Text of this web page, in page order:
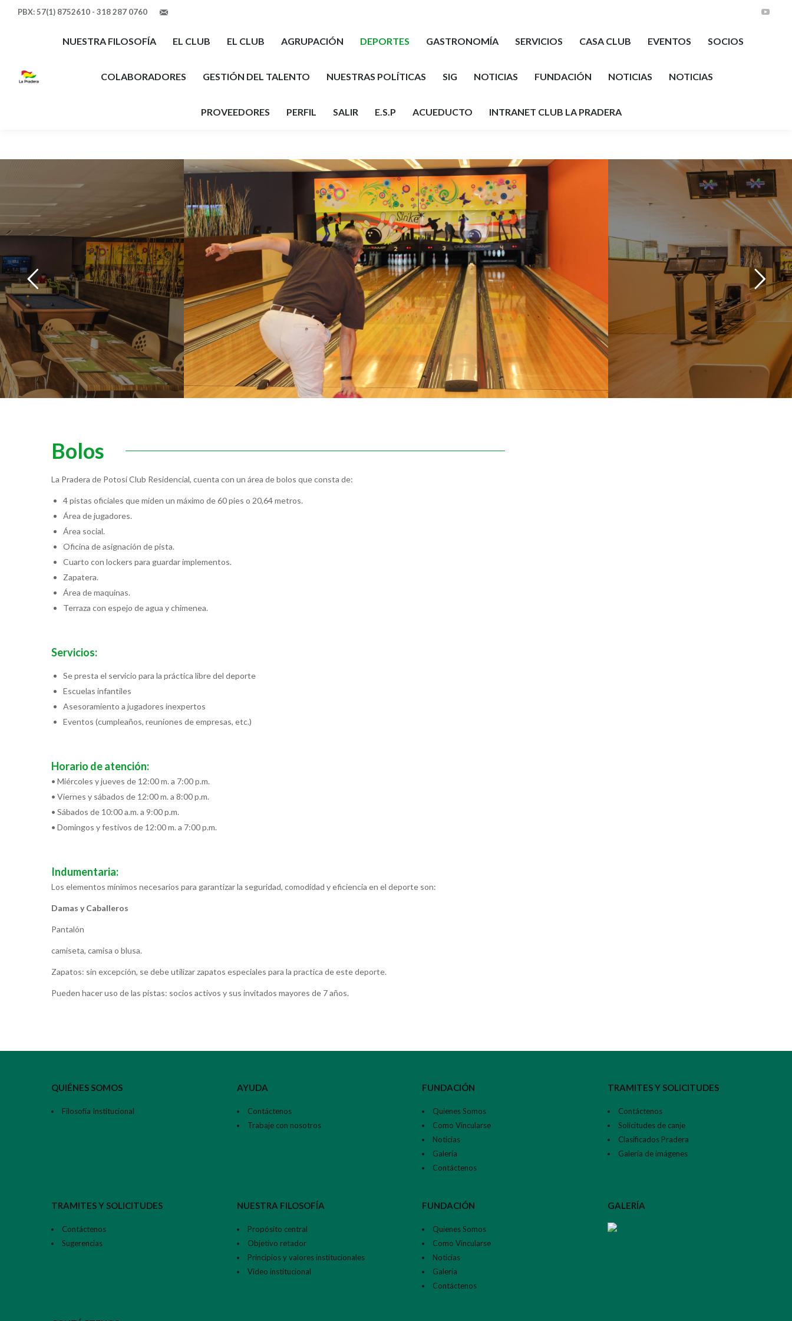
PBX: 57(1) 8752610 - 318 287 0760
NUESTRA FILOSOFÍA EL CLUB EL CLUB AGRUPACIÓN DEPORTES GASTRONOMÍA SERVICIOS CASA CLUB EVENTOS SOCIOS
COLABORADORES GESTIÓN DEL TALENTO NUESTRAS POLÍTICAS SIG NOTICIAS FUNDACIÓN NOTICIAS NOTICIAS
PROVEEDORES PERFIL SALIR E.S.P ACUEDUCTO INTRANET CLUB LA PRADERA
Bolos
La Pradera de Potosí Club Residencial, cuenta con un área de bolos que consta de:
4 pistas oficiales que miden un máximo de 60 pies o 20,64 metros.
Área de jugadores.
Área social.
Oficina de asignación de pista.
Cuarto con lockers para guardar implementos.
Zapatera.
Área de maquinas.
Terraza con espejo de agua y chimenea.
Servicios:
Se presta el servicio para la práctica libre del deporte
Escuelas infantiles
Asesoramiento a jugadores inexpertos
Eventos (cumpleaños, reuniones de empresas, etc.)
Horario de atención:
• Miércoles y jueves de 12:00 m. a 7:00 p.m.
• Viernes y sábados de 12:00 m. a 8:00 p.m.
• Sábados de 10:00 a.m. a 9:00 p.m.
• Domingos y festivos de 12:00 m. a 7:00 p.m.
Indumentaria:
Los elementos mínimos necesarios para garantizar la seguridad, comodidad y eficiencia en el deporte son:
Damas y Caballeros
Pantalón
camiseta, camisa o blusa.
Zapatos: sin excepción, se debe utilizar zapatos especiales para la practica de este deporte.
Pueden hacer uso de las pistas: socios activos y sus invitados mayores de 7 años.
QUIÉNES SOMOS
Filosofía Institucional
AYUDA
Contáctenos
Trabaje con nosotros
FUNDACIÓN
Quienes Somos
Como Vincularse
Noticias
Galería
Contáctenos
TRAMITES Y SOLICITUDES
Contáctenos
Solicitudes de canje
Clasificados Pradera
Galería de imágenes
TRAMITES Y SOLICITUDES
Contáctenos
Sugerencias
NUESTRA FILOSOFÍA
Propósito central
Objetivo retador
Principios y valores institucionales
Video institucional
FUNDACIÓN
Quienes Somos
Como Vincularse
Noticias
Galería
Contáctenos
GALERÍA